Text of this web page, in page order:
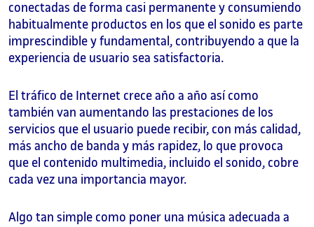
conectadas de forma casi permanente y consumiendo
habitualmente productos en los que el sonido es parte
imprescindible y fundamental, contribuyendo a que la
experiencia de usuario sea satisfactoria.
El tráfico de Internet crece año a año así como
también van aumentando las prestaciones de los
servicios que el usuario puede recibir, con más calidad,
más ancho de banda y más rapidez, lo que provoca
que el contenido multimedia, incluido el sonido, cobre
cada vez una importancia mayor.
Algo tan simple como poner una música adecuada a